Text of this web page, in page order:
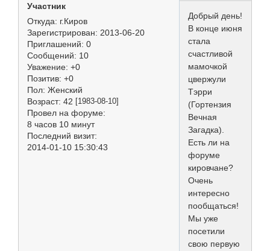
Участник
Откуда: г.Киров
Зарегистрирован: 2013-06-20
Приглашений: 0
Сообщений: 10
Уважение: +0
Позитив: +0
Пол: Женский
Возраст: 42 [1983-08-10]
Провел на форуме:
8 часов 10 минут
Последний визит:
2014-01-10 15:30:43
Добрый день!
В конце июня
стала
счастливой
мамочкой
цвержули
Тэрри
(Гортензия
Вечная
Загадка).
Есть ли на
форуме
кировчане?
Очень
интересно
пообщаться!
Мы уже
посетили
свою первую